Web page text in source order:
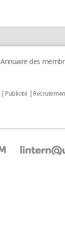
Annuaire des
Publicité